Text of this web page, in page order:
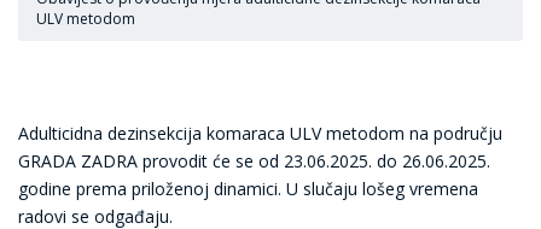
ULV metodom
Adulticidna dezinsekcija komaraca ULV metodom na području
GRADA ZADRA provodit će se od 23.06.2025. do 26.06.2025.
godine prema priloženoj dinamici. U slučaju lošeg vremena
radovi se odgađaju.